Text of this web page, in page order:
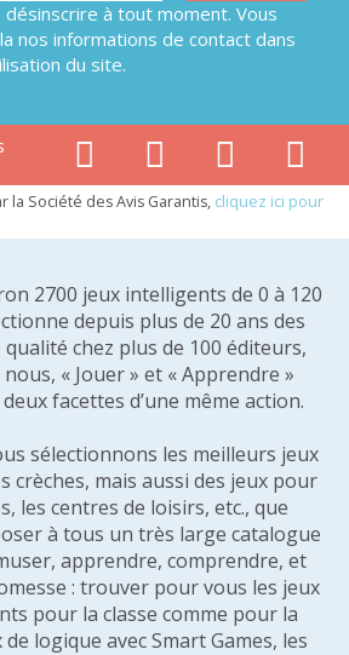
à tout moment. Vous
nos informations de contact dans
du site.
la Société des Avis Garantis, cliquez ici pour
2700 jeux intelligents de 0 à 120
depuis plus de 20 ans des
chez plus de 100 éditeurs,
« Jouer » et « Apprendre »
facettes d’une même action.
sélectionnons les meilleurs jeux
crèches, mais aussi des jeux pour
les centres de loisirs, etc., que
à tous un très large catalogue
apprendre, comprendre, et
: trouver pour vous les jeux
pour la classe comme pour la
logique avec Smart Games, les